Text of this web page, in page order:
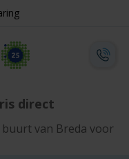
direct
van Breda voor